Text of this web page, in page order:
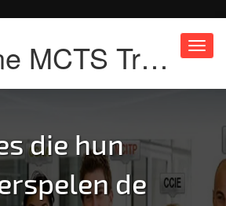
Free Online MCTS Training
die hun
de